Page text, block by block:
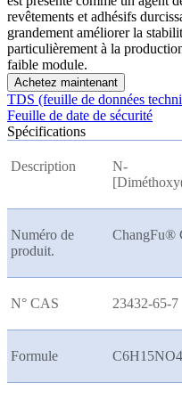
revêtements et adhésifs
grandement améliorer la
particulièrement à la
faible module.
Achetez maintenant
TDS (feuille de données
Feuille de date de sécurité
Spécifications
Description
N-
Numéro de
produit.
ChangFu®
N° CAS 23432-65-7
Formule